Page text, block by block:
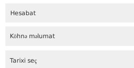
Hesabat
Köhnə məlumat